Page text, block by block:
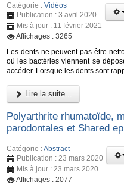
Catégorie : Vidéos
Publication : 3 avril 2020
Mis à jour : 11 février 2021
Affichages : 3265
Les dents ne peuvent pas être
où les bactéries viennent se
accéder. Lorsque les dents sont
Lire la suite...
Polyarthrite rhumatoïde,
parodontales et Shared
Catégorie :Abstract
Publication : 23 mars 2020
Mis à jour : 23 mars 2020
Affichages : 2077